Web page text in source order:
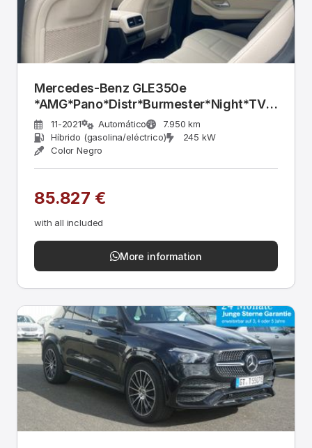
Mercedes-Benz GLE350e
*AMG*Pano*Distr*Burmester*Night*TV*
360°11-2021 Automático
7.950 km
Híbrido (gasolina/eléctrico)
245 kW
Color Negro
85.827 €
with all included
More information